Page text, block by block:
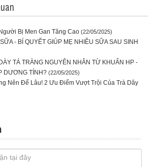
Bị Men Gan Tăng Cao (22/05/2025)
- BÍ QUYẾT GIÚP MẸ NHIỀU SỮA SAU SINH
TÁ TRÀNG NGUYÊN NHÂN TỪ KHUẨN HP -
DƯƠNG TÍNH? (22/05/2025)
Nên Để Lâu! 2 Ưu Điểm Vượt Trội Của Trà Dây